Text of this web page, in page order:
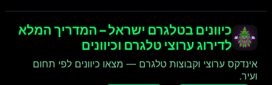
כיוונים בטלגרם ישראל – המדריך המלא
לדירוג ערוצי טלגרם וכיוונים
אינדקס ערוצי וקבוצות טלגרם — מצאו כיוונים לפי תחום
ועיר.